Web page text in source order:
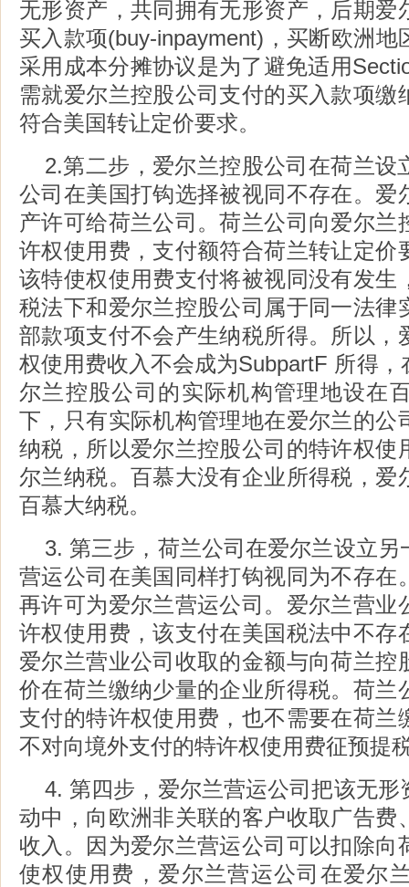
无形资产，共同拥有无形资产，后期爱
买入款项(buy-inpayment)，买断欧洲
采用成本分摊协议是为了避免适用
需就爱尔兰控股公司支付的买入款项缴
符合美国转让定价要求。
2.第二步，爱尔兰控股公司在荷兰设
公司在美国打钩选择被视同不存在。爱
产许可给荷兰公司。荷兰公司向爱尔兰
许权使用费，支付额符合荷兰转让定价
该特使权使用费支付将被视同没有发生
税法下和爱尔兰控股公司属于同一法律
部款项支付不会产生纳税所得。所以，
权使用费收入不会成为SubpartF 所得
尔兰控股公司的实际机构管理地设在
下，只有实际机构管理地在爱尔兰的公
纳税，所以爱尔兰控股公司的特许权使
尔兰纳税。百慕大没有企业所得税，爱
百慕大纳税。
3. 第三步，荷兰公司在爱尔兰设立
营运公司在美国同样打钩视同为不存在
再许可为爱尔兰营运公司。爱尔兰营业
许权使用费，该支付在美国税法中不存
爱尔兰营业公司收取的金额与向荷兰控
价在荷兰缴纳少量的企业所得税。荷兰
支付的特许权使用费，也不需要在荷兰
不对向境外支付的特许权使用费征
4. 第四步，爱尔兰营运公司把该无
动中，向欧洲非关联的客户收取广告费
收入。因为爱尔兰营运公司可以扣除向
使权使用费，爱尔兰营运公司在爱尔